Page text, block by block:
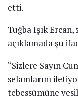
etti.
Tuğba Işık
açıklamada şu
“Sizlere Sayın
selamlarını
tebessümüne